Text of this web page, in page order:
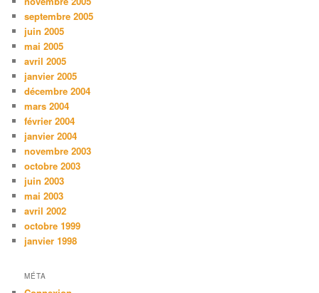
septembre 2005
juin 2005
mai 2005
avril 2005
janvier 2005
décembre 2004
mars 2004
février 2004
janvier 2004
novembre 2003
octobre 2003
juin 2003
mai 2003
avril 2002
octobre 1999
janvier 1998
MÉTA